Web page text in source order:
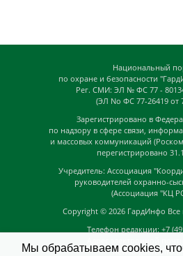
Национальный
по охране и безопасности
Рег. СМИ: ЭЛ № ФС 77 -
(ЭЛ No ФС 77-26419 от
Зарегистрировано в
по надзору в сфере связи,
и массовых коммуникаций
перегистрировано
Учредитель: Ассоциация
руководителей охранно-
(Ассоциация "КЦ
Copyright © 2026 ГардИнфо
Телефон редакции: +7
Мы обрабатываем cookies,